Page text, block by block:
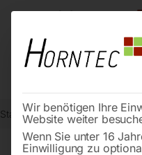
Start Steintrenntechnik
Wir benötigen Ihre
Website weiter
Wenn Sie unter 16
Einwilligung zu